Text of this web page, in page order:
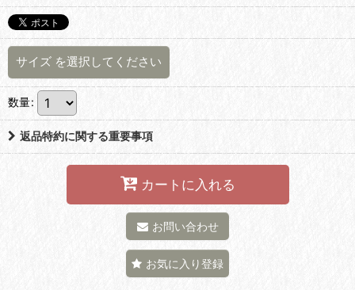
サイズ を選択してください
数量:
返品特約に関する重要事項
カートに入れる
お問い合わせ
お気に入り登録